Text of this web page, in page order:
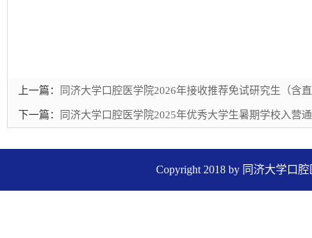
上一篇： 同济大学口腔医学院2026年接收推荐免试研究生（含
下一篇： 同济大学口腔医学院2025年优秀大学生暑期学校入营
Copyright 2018 by 同济大学口